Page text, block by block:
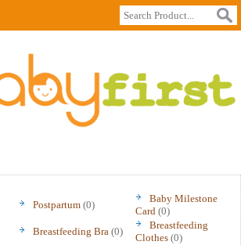
Postpartum (0)
Baby Milestone
Card (0)
Breastfeeding Bra (0)
Breastfeeding
Clothes (0)